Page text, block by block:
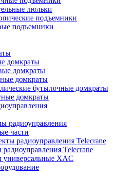
люльки
подъемники
подъемники
домкраты
домкраты
домкраты
бутылочные домкраты
домкраты
радиоуправления
части
радиоуправления Telecrane
радиоуправления Telecrane
универсальные XAC